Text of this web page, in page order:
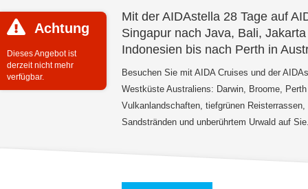
Achtung
Dieses Angebot ist
derzeit nicht mehr
verfügbar.
Mit der AIDAstella 28 Tage auf
Singapur nach Java, Bali,
Indonesien bis nach Perth in
Besuchen Sie mit AIDA Cruises und der
Westküste Australiens: Darwin, Broome,
Vulkanlandschaften, tiefgrünen
Sandstränden und unberührtem Urwald auf